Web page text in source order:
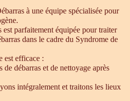
à une équipe spécialisée pour
est parfaitement équipée pour traiter
dans le cadre du Syndrome de
est efficace :
débarras et de nettoyage après
intégralement et traitons les lieux